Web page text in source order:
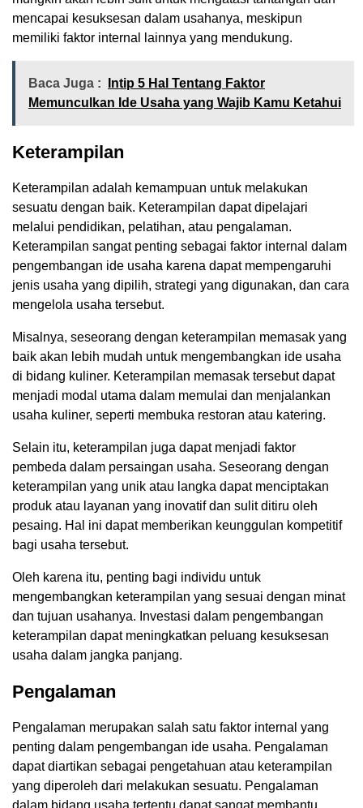
mencapai kesuksesan dalam usahanya, meskipun
memiliki faktor internal lainnya yang mendukung.
Baca Juga :
Intip 5 Hal Tentang Faktor
Memunculkan Ide Usaha yang Wajib Kamu Ketahui
Keterampilan
Keterampilan adalah kemampuan untuk melakukan
sesuatu dengan baik. Keterampilan dapat dipelajari
melalui pendidikan, pelatihan, atau pengalaman.
Keterampilan sangat penting sebagai faktor internal dalam
pengembangan ide usaha karena dapat mempengaruhi
jenis usaha yang dipilih, strategi yang digunakan, dan cara
mengelola usaha tersebut.
Misalnya, seseorang dengan keterampilan memasak yang
baik akan lebih mudah untuk mengembangkan ide usaha
di bidang kuliner. Keterampilan memasak tersebut dapat
menjadi modal utama dalam memulai dan menjalankan
usaha kuliner, seperti membuka restoran atau katering.
Selain itu, keterampilan juga dapat menjadi faktor
pembeda dalam persaingan usaha. Seseorang dengan
keterampilan yang unik atau langka dapat menciptakan
produk atau layanan yang inovatif dan sulit ditiru oleh
pesaing. Hal ini dapat memberikan keunggulan kompetitif
bagi usaha tersebut.
Oleh karena itu, penting bagi individu untuk
mengembangkan keterampilan yang sesuai dengan minat
dan tujuan usahanya. Investasi dalam pengembangan
keterampilan dapat meningkatkan peluang kesuksesan
usaha dalam jangka panjang.
Pengalaman
Pengalaman merupakan salah satu faktor internal yang
penting dalam pengembangan ide usaha. Pengalaman
dapat diartikan sebagai pengetahuan atau keterampilan
yang diperoleh dari melakukan sesuatu. Pengalaman